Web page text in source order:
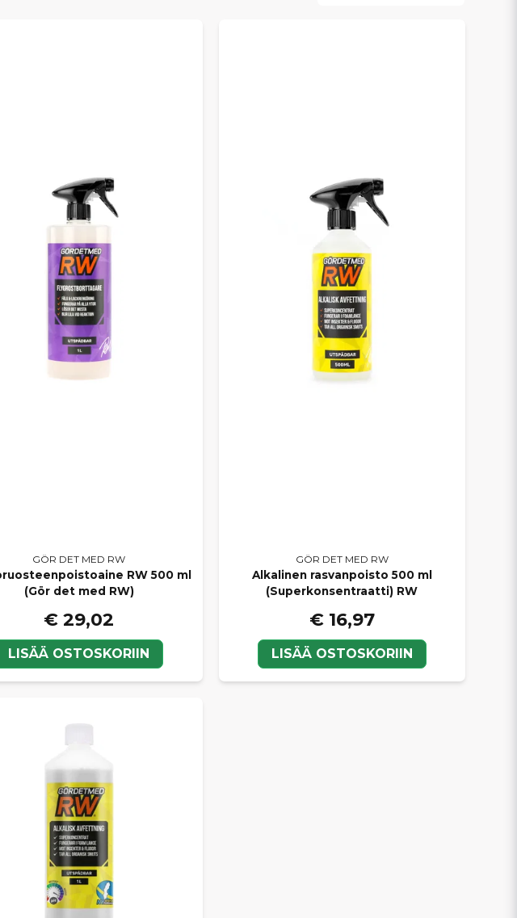
GÖR DET MED RW
RW 500 ml
(Gör det med RW)
€ 29,02
LISÄÄ OSTOSKORIIN
GÖR DET MED RW
Alkalinen rasvanpoisto 500 ml
(Superkonsentraatti) RW
€ 16,97
LISÄÄ OSTOSKORIIN